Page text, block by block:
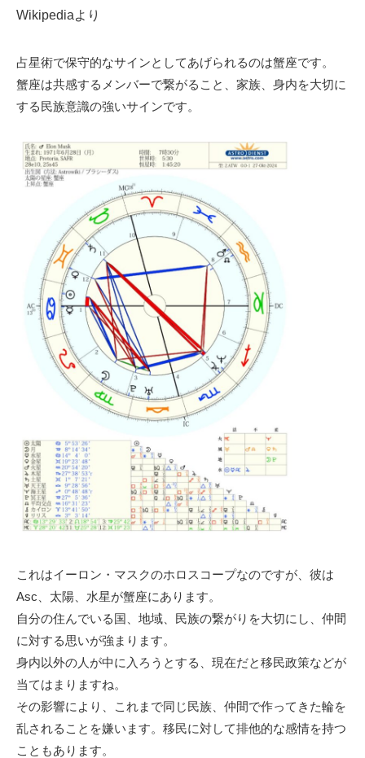
Wikipediaより
占星術で保守的なサインとしてあげられるのは蟹座です。
蟹座は共感するメンバーで繋がること、家族、身内を大切に
する民族意識の強いサインです。
これはイーロン・マスクのホロスコープなのですが、彼は
Asc、太陽、水星が蟹座にあります。
自分の住んでいる国、地域、民族の繋がりを大切にし、仲間
に対する思いが強まります。
身内以外の人が中に入ろうとする、現在だと移民政策などが
当てはまりますね。
その影響により、これまで同じ民族、仲間で作ってきた輪を
乱されることを嫌います。移民に対して排他的な感情を持つ
こともあります。